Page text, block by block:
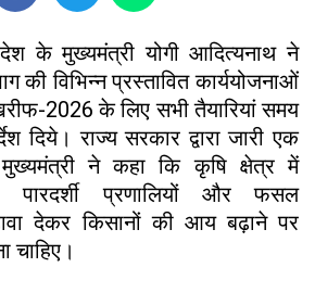
के मुख्यमंत्री योगी आदित्यनाथ ने
की विभिन्न प्रस्तावित कार्ययोजनाओं
2026 के लिए सभी तैयारियां समय
दिये। राज्य सरकार द्वारा जारी एक
ने कहा कि कृषि क्षेत्र में
प्रणालियों और फसल
देकर किसानों की आय बढ़ाने पर
चाहिए।